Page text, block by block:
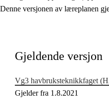
Fagets relevans og sentrale
Grunnleggende ferdigheter
Denne versjonen av læreplanen
Gjeldende versjon
Vg3 havbruksteknikkfaget
Gjelder fra 1.8.2021